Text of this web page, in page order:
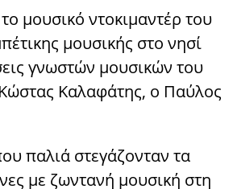
μουσικό ντοκιμαντέρ του
μουσικής στο νησί
γνωστών μουσικών του
Καλαφάτης, ο Παύλος
παλιά στεγάζονταν τα
με ζωντανή μουσική στη